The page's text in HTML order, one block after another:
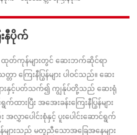
- ထုတ်ကုန်များ
နီပိုက်
န် ထုတ်ကုန်များတွင် ဆေးဘက်ဆိုင်ရာ
တ္တာ ကြေးနီပြွန်များ ပါဝင်သည်။ ဆေး
ျားနှင့်ပတ်သက်၍ ကျွန်ုပ်တို့သည် ဆေးရုံ
ရွက်ထားပြီး အအေးခန်းကြေးနီပြွန်များ
လွှာပေါင်းစုံနှင့် ပူးပေါင်းဆောင်ရွက်
ားသည် မတူညီသောအခြေအနေများ